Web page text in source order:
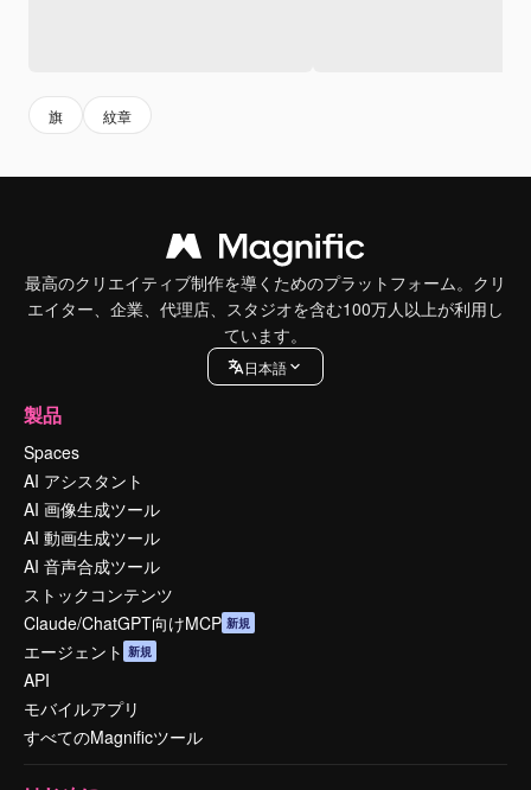
旗 紋章
最高のクリエイティブ制作を導くためのプラットフォーム。クリ
エイター、企業、代理店、スタジオを含む100万人以上が利用し
ています。
日本語
製品
Spaces
AI アシスタント
AI 画像生成ツール
AI 動画生成ツール
AI 音声合成ツール
ストックコンテンツ
Claude/ChatGPT向けMCP 新規
エージェント 新規
API
モバイルアプリ
すべてのMagnificツール